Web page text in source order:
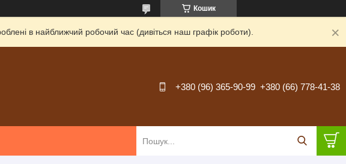
Кошик
в найближчий робочий час (дивіться наш графік роботи).
+380 (96) 365-90-99 +380 (66) 778-41-38